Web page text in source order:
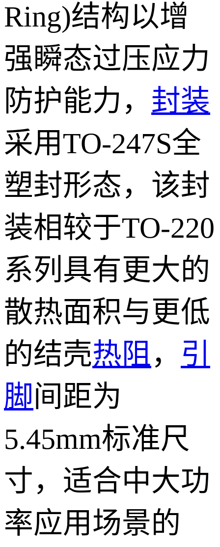
Ring)结构以增
强瞬态过压应力
防护能力， 封装
采用TO-247S全
塑封形态，该封
装相较于TO-220
系列具有更大的
散热面积与更低
的结壳热阻， 引
脚间距为
5.45mm标准尺
寸，适合中大功
率应用场景的